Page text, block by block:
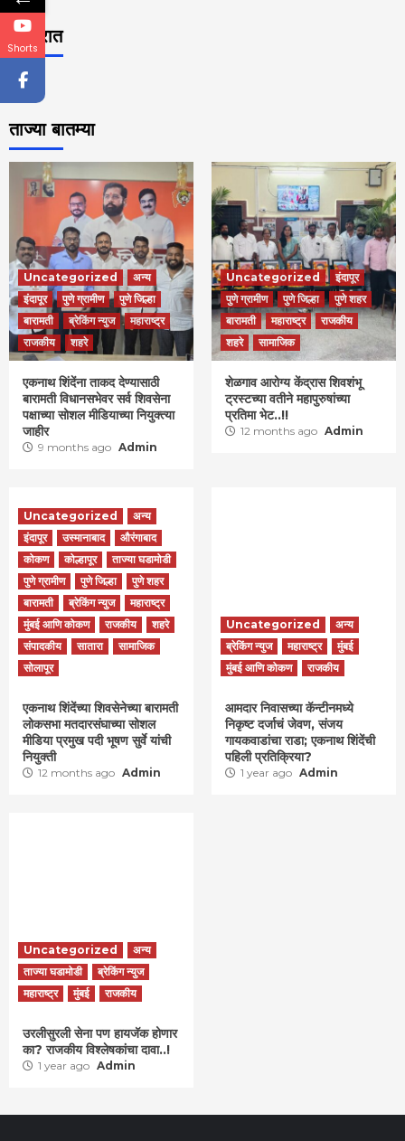
जाहिरात
ताज्या बातम्या
Uncategorized
अन्य
इंदापूर
पुणे ग्रामीण
पुणे जिल्हा
बारामती
ब्रेकिंग न्युज
महाराष्ट्र
राजकीय
शहरे
एकनाथ शिंदेंना ताकद देण्यासाठी
बारामती विधानसभेवर सर्व शिवसेना
पक्षाच्या सोशल मीडियाच्या नियुक्त्या
जाहीर
9 months ago Admin
Uncategorized
इंदापूर
पुणे ग्रामीण
पुणे जिल्हा
पुणे शहर
बारामती
महाराष्ट्र
राजकीय
शहरे
सामाजिक
शेळगाव आरोग्य केंद्रास शिवशंभू
ट्रस्टच्या वतीने महापुरुषांच्या
प्रतिमा भेट..!!
12 months ago Admin
Uncategorized
अन्य
इंदापूर
उस्मानाबाद
औरंगाबाद
कोकण
कोल्हापूर
ताज्या घडामोडी
पुणे ग्रामीण
पुणे जिल्हा
पुणे शहर
बारामती
ब्रेकिंग न्युज
महाराष्ट्र
मुंबई आणि कोकण
राजकीय
शहरे
संपादकीय
सातारा
सामाजिक
सोलापूर
एकनाथ शिंदेंच्या शिवसेनेच्या बारामती
लोकसभा मतदारसंघाच्या सोशल
मीडिया प्रमुख पदी भूषण सुर्वे यांची
नियुक्ती
12 months ago Admin
Uncategorized
अन्य
ब्रेकिंग न्युज
महाराष्ट्र
मुंबई
मुंबई आणि कोकण
राजकीय
आमदार निवासच्या कॅन्टीनमध्ये
निकृष्ट दर्जाचं जेवण, संजय
गायकवाडांचा राडा; एकनाथ शिंदेंची
पहिली प्रतिक्रिया?
1 year ago Admin
Uncategorized
अन्य
ताज्या घडामोडी
ब्रेकिंग न्युज
महाराष्ट्र
मुंबई राजकीय
उरलीसुरली सेना पण हायजॅक होणार
का? राजकीय विश्लेषकांचा दावा..!
1 year ago Admin
Shorts